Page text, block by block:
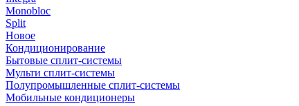
Monobloc
Split
Новое
Кондиционирование
Бытовые сплит-системы
Мульти сплит-системы
Полупромышленные сплит-системы
Мобильные кондиционеры